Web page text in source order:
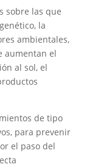
sobre las que
la
ambientales,
aumentan el
al sol, el
de tipo
para prevenir
el paso del